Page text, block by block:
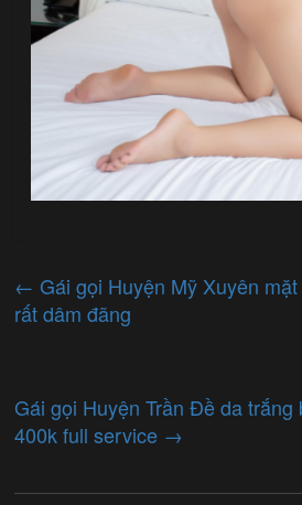
← Gái gọi Huyện Mỹ Xuyên
rất dâm đãng
Gái gọi Huyện Trần Đề da
400k full service →